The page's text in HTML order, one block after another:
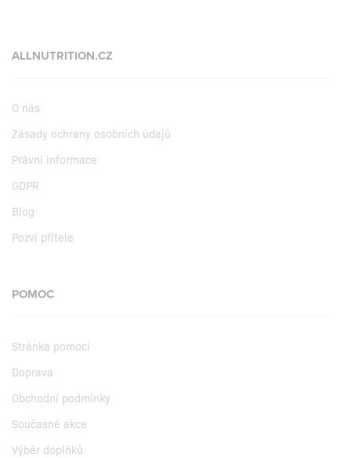
ALLNUTRITION.CZ
O nás
Zásady ochrany osobních údajů
Právní informace
GDPR
Blog
Pozvi přítele
POMOC
Stránka pomoci
Doprava
Obchodní podmínky
Současné akce
Výběr doplňků